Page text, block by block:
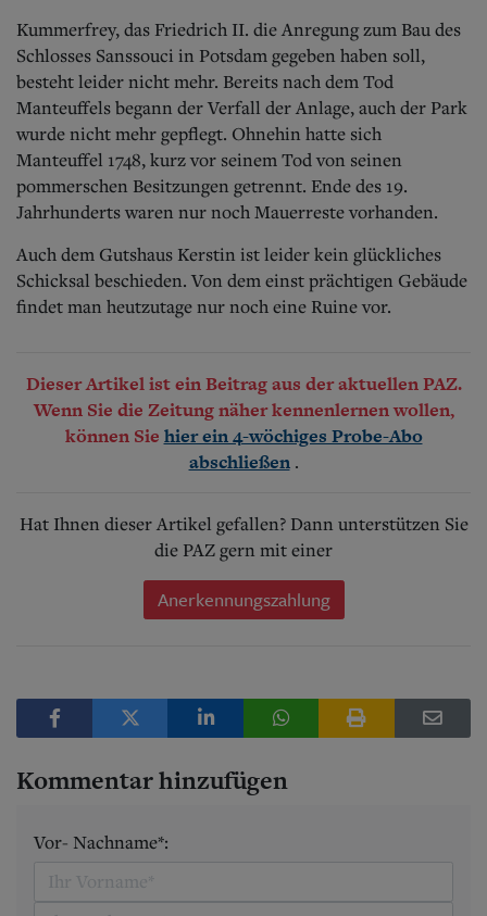
Kummerfrey, das Friedrich II. die Anregung zum Bau des
Schlosses Sanssouci in Potsdam gegeben haben soll,
besteht leider nicht mehr. Bereits nach dem Tod
Manteuffels begann der Verfall der Anlage, auch der Park
wurde nicht mehr gepflegt. Ohnehin hatte sich
Manteuffel 1748, kurz vor seinem Tod von seinen
pommerschen Besitzungen getrennt. Ende des 19.
Jahrhunderts waren nur noch Mauerreste vorhanden.
Auch dem Gutshaus Kerstin ist leider kein glückliches
Schicksal beschieden. Von dem einst prächtigen Gebäude
findet man heutzutage nur noch eine Ruine vor.
Dieser Artikel ist ein Beitrag aus der aktuellen PAZ.
Wenn Sie die Zeitung näher kennenlernen wollen,
können Sie hier ein 4-wöchiges Probe-Abo
abschließen .
Hat Ihnen dieser Artikel gefallen? Dann unterstützen Sie
die PAZ gern mit einer
Anerkennungszahlung
Kommentar hinzufügen
Vor- Nachname*: